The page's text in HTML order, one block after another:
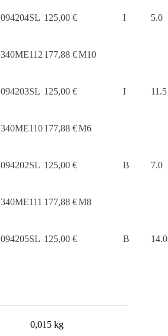
094204SL 125,00 € I 5.0
340ME112 177,88 €M10
094203SL 125,00 € I 11.5
340ME110177,88 €M6
094202SL 125,00 € B 7.0
340ME111 177,88 €M8
094205SL 125,00 € B 14.0
0,015 kg